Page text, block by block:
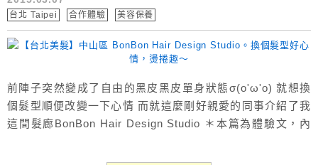
台北 Taipei 合作體驗 美容保養
前陣子突然變成了自由的黑皮黑皮單身狀態σ(o'ω'o) 就想換
個髮型順便改變一下心情 而就這麼剛好親愛的同事介紹了我
這間髮廊BonBon Hair Design Studio ＊本篇為體驗文，內